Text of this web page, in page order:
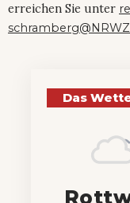
erreichen Sie unter
Das